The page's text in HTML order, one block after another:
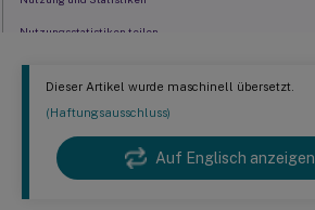
Dieser Artikel wurde maschinell übersetzt.
(Haftungsausschluss)
Auf Englisch anzeigen
Nutzungsstatistiken teilen
Upload-Informationen